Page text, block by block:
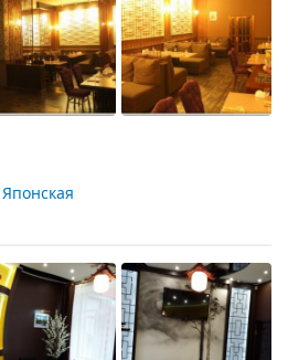
Японская